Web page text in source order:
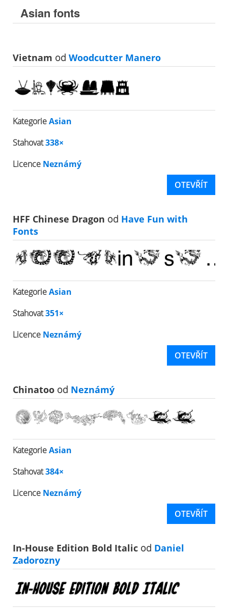
Asian fonts
Vietnam od Woodcutter Manero
KategorieAsian
Stahovat338×
Licence Neznámý
OTEVŘÍT
HFF Chinese Dragon od Have Fun with
Fonts
KategorieAsian
Stahovat351×
Licence Neznámý
OTEVŘÍT
Chinatoo od Neznámý
KategorieAsian
Stahovat384×
Licence Neznámý
OTEVŘÍT
In-House Edition Bold Italic od Daniel
Zadorozny